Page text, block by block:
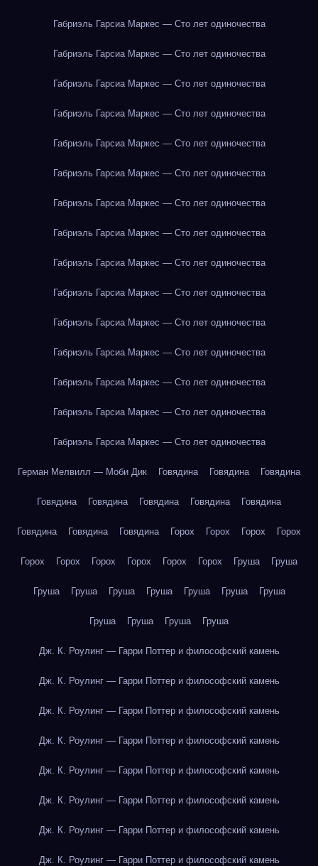
Габриэль Гарсиа Маркес — Сто лет одиночества
Габриэль Гарсиа Маркес — Сто лет одиночества
Габриэль Гарсиа Маркес — Сто лет одиночества
Габриэль Гарсиа Маркес — Сто лет одиночества
Габриэль Гарсиа Маркес — Сто лет одиночества
Габриэль Гарсиа Маркес — Сто лет одиночества
Габриэль Гарсиа Маркес — Сто лет одиночества
Габриэль Гарсиа Маркес — Сто лет одиночества
Габриэль Гарсиа Маркес — Сто лет одиночества
Габриэль Гарсиа Маркес — Сто лет одиночества
Габриэль Гарсиа Маркес — Сто лет одиночества
Габриэль Гарсиа Маркес — Сто лет одиночества
Габриэль Гарсиа Маркес — Сто лет одиночества
Габриэль Гарсиа Маркес — Сто лет одиночества
Габриэль Гарсиа Маркес — Сто лет одиночества
Герман Мелвилл — Моби Дик Говядина Говядина Говядина
Говядина Говядина Говядина Говядина Говядина
Говядина Говядина Говядина Горох Горох Горох Горох
Горох Горох Горох Горох Горох Горох Груша Груша
Груша Груша Груша Груша Груша Груша Груша
Груша Груша Груша Груша
Дж. К. Роулинг — Гарри Поттер и философский камень
Дж. К. Роулинг — Гарри Поттер и философский камень
Дж. К. Роулинг — Гарри Поттер и философский камень
Дж. К. Роулинг — Гарри Поттер и философский камень
Дж. К. Роулинг — Гарри Поттер и философский камень
Дж. К. Роулинг — Гарри Поттер и философский камень
Дж. К. Роулинг — Гарри Поттер и философский камень
Дж. К. Роулинг — Гарри Поттер и философский камень